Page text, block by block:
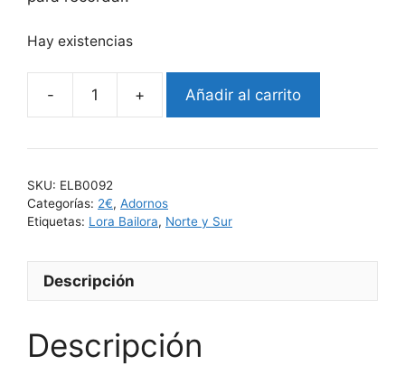
Hay existencias
Añadir al carrito
SKU: ELB0092
Categorías: 2€, Adornos
Etiquetas: Lora Bailora, Norte y Sur
Descripción
Descripción